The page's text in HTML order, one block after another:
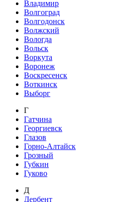
Владимир
Волгоград
Волгодонск
Волжский
Вологда
Вольск
Воркута
Воронеж
Воскресенск
Воткинск
Выборг
Г
Гатчина
Георгиевск
Глазов
Горно-Алтайск
Грозный
Губкин
Гуково
Д
Дербент